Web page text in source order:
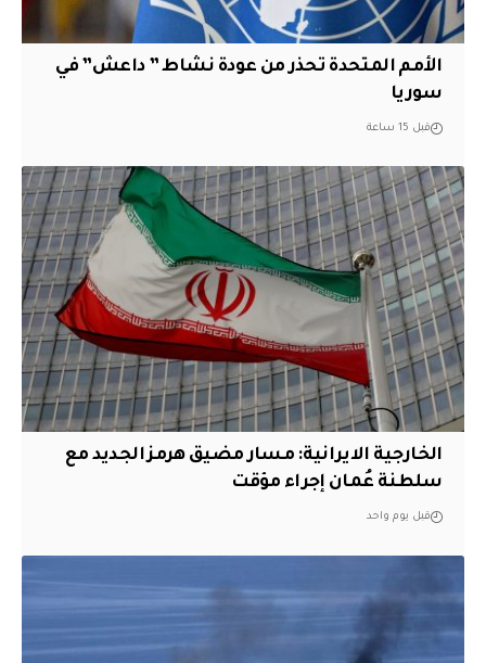
الأمم المتحدة تحذر من عودة نشاط ” داعش” في
سوريا
قبل 15 ساعة
الخارجية الايرانية: مسار مضيق هرمز الجديد مع
سلطنة عُمان إجراء مؤقت
قبل يوم واحد